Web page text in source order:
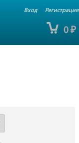
Вход Регистрация
0 ₽